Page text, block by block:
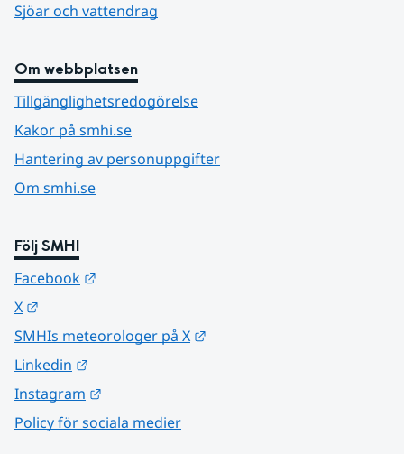
Sjöar och vattendrag
Om webbplatsen
Tillgänglighetsredogörelse
Kakor på smhi.se
Hantering av personuppgifter
Om smhi.se
Följ SMHI
Facebook
X
SMHIs meteorologer på X
Linkedin
Instagram
Policy för sociala medier